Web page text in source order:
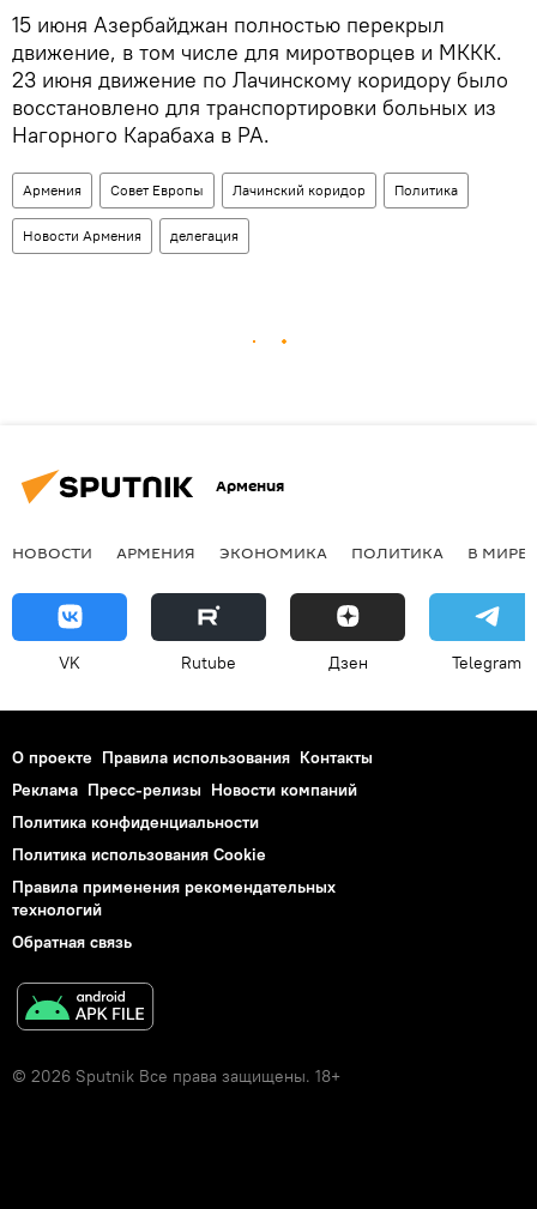
15 июня Азербайджан полностью перекрыл
движение, в том числе для миротворцев и МККК.
23 июня движение по Лачинскому коридору было
восстановлено для транспортировки больных из
Нагорного Карабаха в РА.
Армения Совет Европы Лачинский коридор Политика
Новости Армения делегация
Армения
НОВОСТИ АРМЕНИЯ ЭКОНОМИКА ПОЛИТИКА В МИРЕ
VK Rutube Дзен Telegram
О проекте Правила использования Контакты
Реклама Пресс-релизы Новости компаний
Политика конфиденциальности
Политика использования Cookie
Правила применения рекомендательных
технологий
Обратная связь
© 2026 Sputnik Все права защищены. 18+